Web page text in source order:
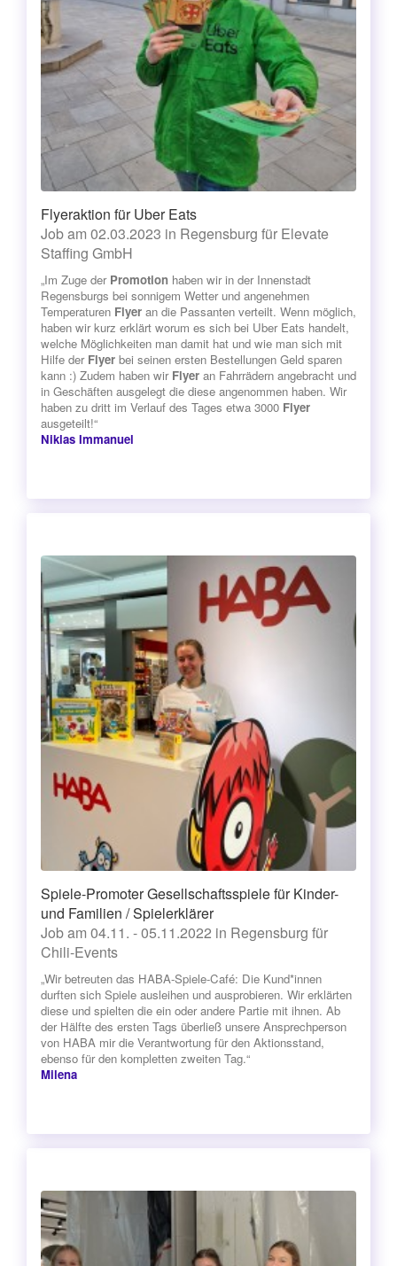
Flyeraktion für Uber Eats
Job am 02.03.2023 in Regensburg für Elevate
Staffing GmbH
„Im Zuge der Promotion haben wir in der Innenstadt
Regensburgs bei sonnigem Wetter und angenehmen
Temperaturen Flyer an die Passanten verteilt. Wenn möglich,
haben wir kurz erklärt worum es sich bei Uber Eats handelt,
welche Möglichkeiten man damit hat und wie man sich mit
Hilfe der Flyer bei seinen ersten Bestellungen Geld sparen
kann :) Zudem haben wir Flyer an Fahrrädern angebracht und
in Geschäften ausgelegt die diese angenommen haben. Wir
haben zu dritt im Verlauf des Tages etwa 3000 Flyer
ausgeteilt!“
Niklas Immanuel
Spiele-Promoter Gesellschaftsspiele für Kinder-
und Familien / Spielerklärer
Job am 04.11. - 05.11.2022 in Regensburg für
Chili-Events
„Wir betreuten das HABA-Spiele-Café: Die Kund*innen
durften sich Spiele ausleihen und ausprobieren. Wir erklärten
diese und spielten die ein oder andere Partie mit ihnen. Ab
der Hälfte des ersten Tags überließ unsere Ansprechperson
von HABA mir die Verantwortung für den Aktionsstand,
ebenso für den kompletten zweiten Tag.“
Milena